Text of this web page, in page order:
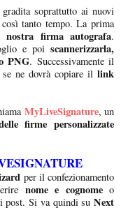
soprattutto ai nuovi
tanto tempo. La prima
nostra firma autografa.
e poi scannerizzarla,
PNG. Successivamente il
ne dovrà copiare illink
MyLiveSignature, un
firme personalizzate
per il confezionamento
nome e cognomeo
post. Si va quindi su Next